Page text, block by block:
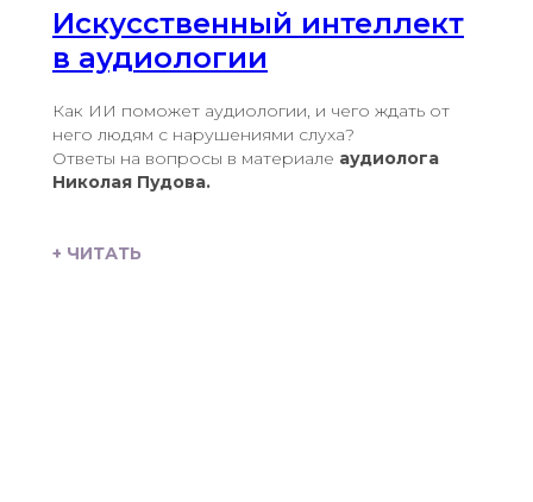
Искусственный интеллект
в аудиологии
Как ИИ поможет аудиологии, и чего ждать от
него людям с нарушениями слуха?
Ответы на вопросы в материале аудиолога
Николая Пудова.
+ ЧИТАТЬ